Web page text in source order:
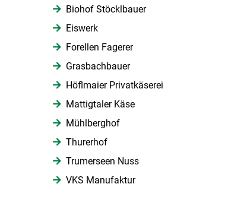
Biohof Stöcklbauer
Eiswerk
Forellen Fagerer
Grasbachbauer
Höflmaier Privatkäserei
Mattigtaler Käse
Mühlberghof
Thurerhof
Trumerseen Nuss
VKS Manufaktur